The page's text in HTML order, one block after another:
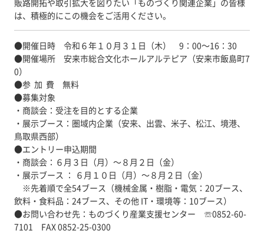
販路開拓や取引拡大を図りたい「ものづくり関連企業」の皆様
は、積極的にこの機会をご活用ください。
●開催日時 令和６年１０月３１日（木） 9：00～16：30
●開催場所 安来市総合文化ホールアルテピア（安来市飯島町7
0）
●参 加 費 無料
●募集対象
・商談会：受注を目的とする企業
・展示ブース：圏域内企業（安来、出雲、米子、松江、境港、
鳥取県西部）
●エントリー申込期間
・商談会：６月３日（月）～８月２日（金）
・展示ブース ： ６月１０日（月）～８月２日（金）
※先着順で全54ブース（機械金属・樹脂・電気：20ブース、
飲料・食料品：24ブース、その他 IT・環境等：10ブース）
●お問い合わせ先：ものづくり産業支援センター ☏0852-60-
7101 FAX 0852-25-0300